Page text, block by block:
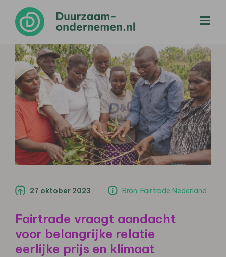
27 oktober 2023 Bron: Fairtrade Nederland
Fairtrade vraagt aandacht
voor belangrijke relatie
eerlijke prijs en klimaat